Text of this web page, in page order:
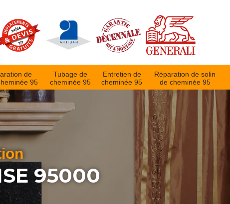
de
95
Tubage de
cheminée 95
Entretien de
cheminée 95
Réparation de solin
de cheminée 95
95000